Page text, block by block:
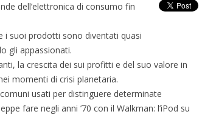
dell’elettronica di consumo fin
i suoi prodotti sono diventati quasi
gli appassionati.
la crescita dei sui profitti e del suo valore in
momenti di crisi planetaria.
usati per distinguere determinate
fare negli anni ’70 con il Walkman: l’iPod su